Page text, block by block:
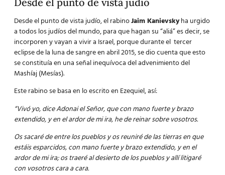
Desde el punto de vista judío, el rabinoJaim Kanievskyha urgido
a todos los judíos del mundo, para que hagan su “aliá” es decir, se
incorporen y vayan a vivir a Israel, porque durante el tercer
eclipse de la luna de sangre en abril 2015, se dio cuenta que esto
se constituía en una señal inequívoca del advenimiento del
Mashíaj (Mesías).
Este rabino se basa en lo escrito en Ezequiel, así:
“Vivó yo, dice Adonai el Señor, que con mano fuerte y brazo
extendido, y en el ardor de mi ira, he de reinar sobre vosotros.
Os sacaré de entre los pueblos y os reuniré de las tierras en que
estáis esparcidos, con mano fuerte y brazo extendido, y en el
ardor de mi ira; os traeré al desierto de los pueblos y allí litigaré
con vosotros cara a cara.